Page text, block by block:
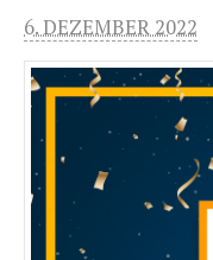
6. DEZEMBER 2022